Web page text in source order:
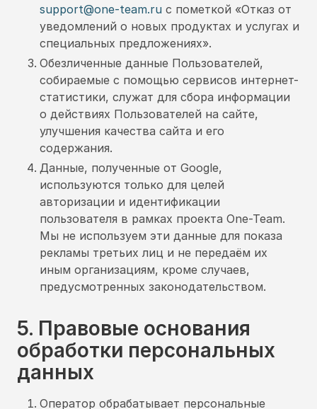
support@one-team.ru с пометкой «Отказ от
уведомлений о новых продуктах и услугах и
специальных предложениях».
Обезличенные данные Пользователей,
собираемые с помощью сервисов интернет-
статистики, служат для сбора информации
о действиях Пользователей на сайте,
улучшения качества сайта и его
содержания.
Данные, полученные от Google,
используются только для целей
авторизации и идентификации
пользователя в рамках проекта One-Team.
Мы не используем эти данные для показа
рекламы третьих лиц и не передаём их
иным организациям, кроме случаев,
предусмотренных законодательством.
5. Правовые основания
обработки персональных
данных
Оператор обрабатывает персональные